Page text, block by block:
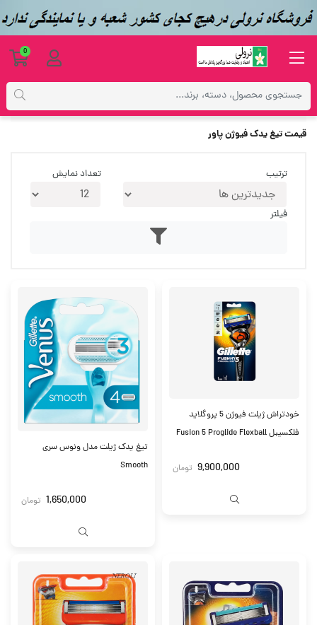
قیمت تیغ یدک فیوژن پاور
ترتیب تعداد نمایش
فیلتر
خودتراش ژیلت فیوژن 5 پروگلاید
فلکسیبل Fusion 5 Proglide Flexball
9,900,000 تومان
تیغ یدک ژیلت مدل ونوس سری
Smooth
1,650,000 تومان
0